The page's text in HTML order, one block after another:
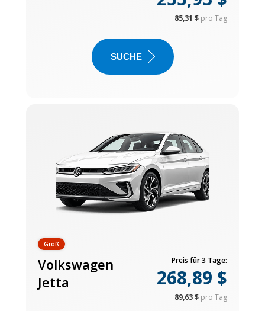
85,31 $ pro Tag
SUCHE
Groß
Volkswagen
Jetta
Preis für 3 Tage:
268,89 $
89,63 $ pro Tag